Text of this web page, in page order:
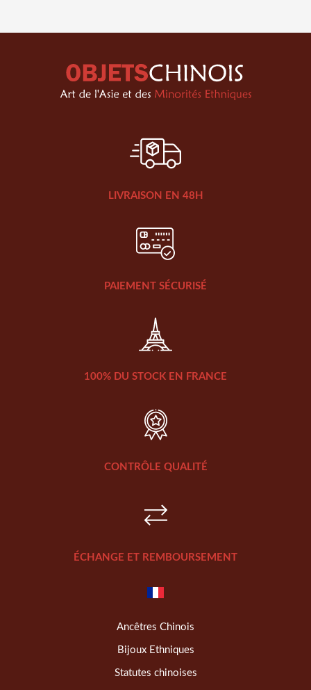
LIVRAISON EN 48H
PAIEMENT SÉCURISÉ
100% DU STOCK EN FRANCE
CONTRÔLE QUALITÉ
ÉCHANGE ET REMBOURSEMENT
Ancêtres Chinois
Bijoux Ethniques
Statutes chinoises